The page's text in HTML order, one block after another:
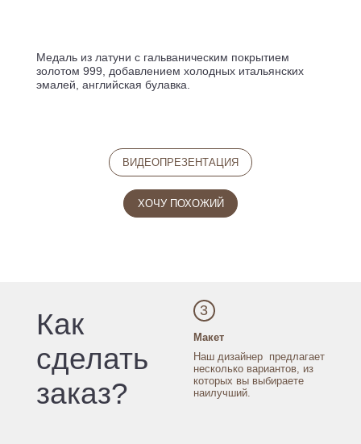
Медаль из латуни с гальваническим покрытием
золотом 999, добавлением холодных итальянских
эмалей, английская булавка.
ВИДЕОПРЕЗЕНТАЦИЯ
ХОЧУ ПОХОЖИЙ
Как
сделать
заказ?
3
Макет
Наш дизайнер предлагает
нескольковариантов, из
которых вы выбираете
наилучший.